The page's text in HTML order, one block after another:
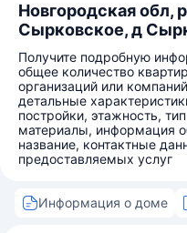
Новгородская обл,
Сырковское, д
Получите подробную
общее количество
организаций или
детальные
постройки, этажность,
материалы, информация
название, контактные
предоставляемых услуг
Информация о доме